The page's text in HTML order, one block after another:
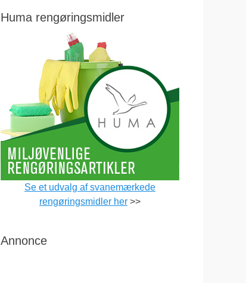
Huma rengøringsmidler
Se et udvalg af svanemærkede
rengøringsmidler her >>
Annonce